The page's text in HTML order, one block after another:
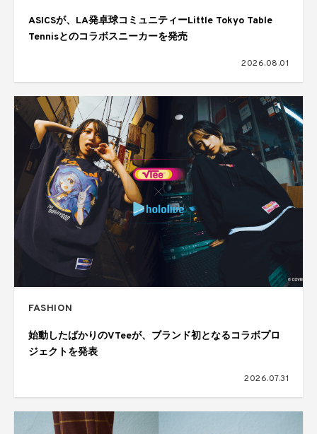
ASICSが、LA発卓球コミュニティーLittle Tokyo Table
Tennisとのコラボスニーカーを発売
2026.08.01
FASHION
始動したばかりのVTeeが、ブランド初となるコラボプロ
ジェクトを発表
2026.07.31